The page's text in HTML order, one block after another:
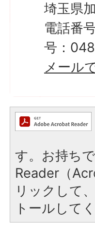
埼玉県
電話番
号：
メール
す。お持ち
Reader（
リックして
トールして